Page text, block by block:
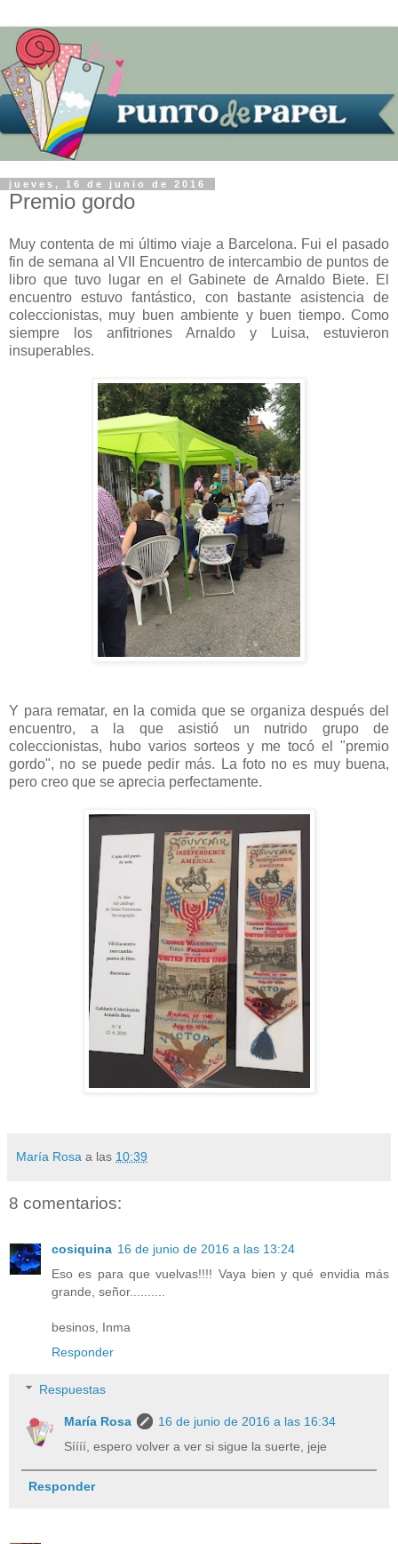
jueves, 16 de junio de 2016
Premio gordo
Muy contenta de mi último viaje a Barcelona. Fui el pasado
fin de semana al VII Encuentro de intercambio de puntos de
libro que tuvo lugar en el Gabinete de Arnaldo Biete. El
encuentro estuvo fantástico, con bastante asistencia de
coleccionistas, muy buen ambiente y buen tiempo. Como
siempre los anfitriones Arnaldo y Luisa, estuvieron
insuperables.
Y para rematar, en la comida que se organiza después del
encuentro, a la que asistió un nutrido grupo de
coleccionistas, hubo varios sorteos y me tocó el "premio
gordo", no se puede pedir más. La foto no es muy buena,
pero creo que se aprecia perfectamente.
María Rosa a las 10:39
8 comentarios:
cosiquina 16 de junio de 2016 a las 13:24
Eso es para que vuelvas!!!! Vaya bien y qué envidia más
grande, señor..........
besinos, Inma
Responder
Respuestas
María Rosa
16 de junio de 2016 a las 16:34
Síííí, espero volver a ver si sigue la suerte, jeje
Responder